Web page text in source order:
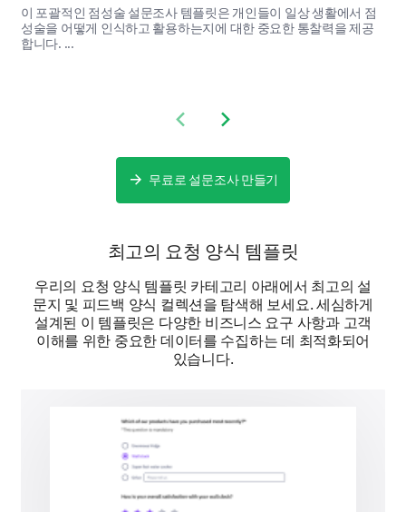
Do you have any specific suggestions or
comments on how we could improve our
custom order process?
Personal Information
will help us understand customer demographic
better for tailored services.
May we know your gender and age?
Which region do you reside in?
이 포괄적인 점성술 설문조사 템플릿은 개인들이 일상 생활에서 점
성술을 어떻게 인식하고 활용하는지에 대한 중요한 통찰력을 제공
합니다. ...
Previous slide
Next slide
무료로 설문조사 만들기
최고의 요청 양식 템플릿
우리의 요청 양식 템플릿 카테고리 아래에서 최고의 설
문지 및 피드백 양식 컬렉션을 탐색해 보세요. 세심하게
설계된 이 템플릿은 다양한 비즈니스 요구 사항과 고객
이해를 위한 중요한 데이터를 수집하는 데 최적화되어
있습니다.